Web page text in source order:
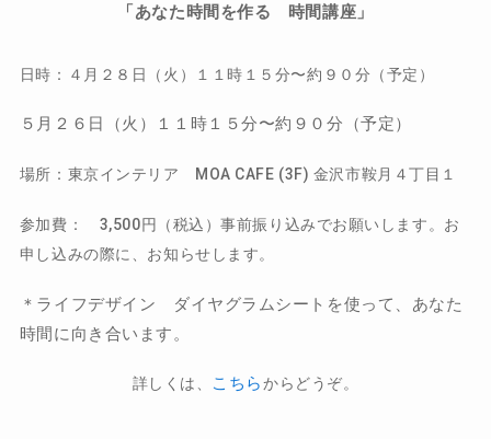
「あなた時間を作る 時間講座」
日時： ４月２８日（火）１１時１５分〜約９０分（予定）
５月２６日（火）１１時１５分〜約９０分（予定）
場所：東京インテリア MOA CAFE (3F) 金沢市鞍月４丁目１
参加費： 3,500円（税込）事前振り込みでお願いします。お
申し込みの際に、お知らせします。
＊ライフデザイン ダイヤグラムシートを使って、あなた
時間に向き合います。
詳しくは、 こちらからどうぞ。